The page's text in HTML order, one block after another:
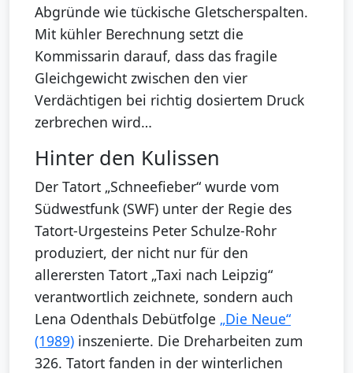
Abgründe wie tückische Gletscherspalten.
Mit kühler Berechnung setzt die
Kommissarin darauf, dass das fragile
Gleichgewicht zwischen den vier
Verdächtigen bei richtig dosiertem Druck
zerbrechen wird…
Hinter den Kulissen
Der Tatort „Schneefieber“ wurde vom
Südwestfunk (SWF) unter der Regie des
Tatort-Urgesteins Peter Schulze-Rohr
produziert, der nicht nur für den
allerersten Tatort „Taxi nach Leipzig“
verantwortlich zeichnete, sondern auch
Lena Odenthals Debütfolge „Die Neue“
(1989) inszenierte. Die Dreharbeiten zum
326. Tatort fanden in der winterlichen